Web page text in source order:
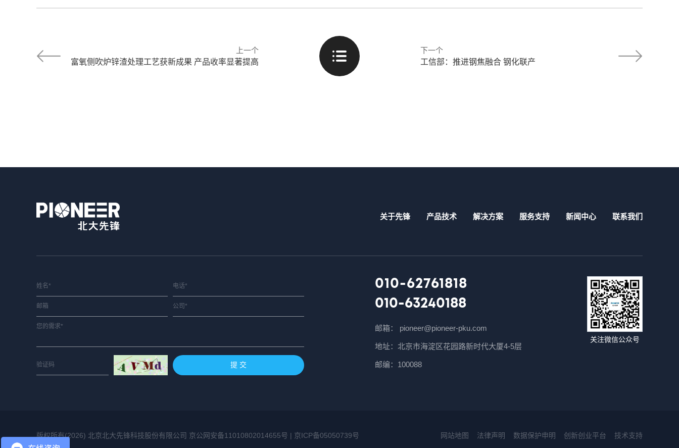
上一个
富氧侧吹炉锌渣处理工艺获新成果 产品收率显著提高
下一个
工信部：推进钢焦融合 钢化联产
关于先锋 产品技术 解决方案 服务支持 新闻中心 联系我们
提 交
010-62761818
010-63240188
邮箱： pioneer@pioneer-pku.com
地址：北京市海淀区花园路新时代大厦4-5层
邮编：100088
关注微信公众号
版权所有(2026) 北京北大先锋科技股份有限公司 京公网安备11010802014655号 | 京ICP备05050739号 网站地图 法律声明 数据保护申明 创新创业平台 技术支持